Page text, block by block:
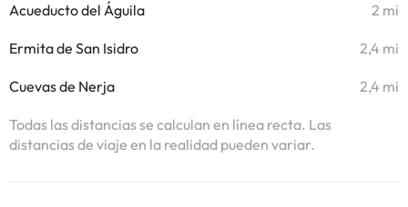
Acueducto del Águila 2 mi
Ermita de San Isidro 2,4 mi
Cuevas de Nerja 2,4 mi
Todas las distancias se calculan en línea recta. Las
distancias de viaje en la realidad pueden variar.